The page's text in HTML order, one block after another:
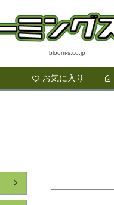
bloom-s.co.jp
お気に入り